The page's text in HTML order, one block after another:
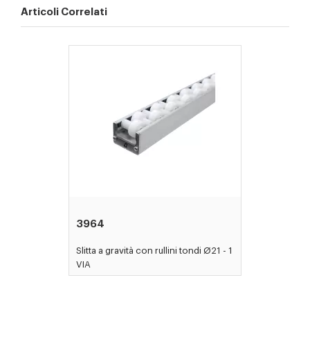
Articoli Correlati
3964
Slitta a gravità con rullini tondi Ø21 - 1
VIA